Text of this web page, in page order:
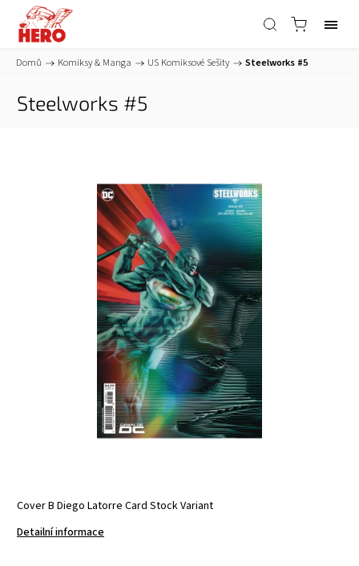
Domů / Komiksy & Manga / US Komiksové Sešity / Steelworks #5
Steelworks #5
Cover B Diego Latorre Card Stock Variant
Detailní informace